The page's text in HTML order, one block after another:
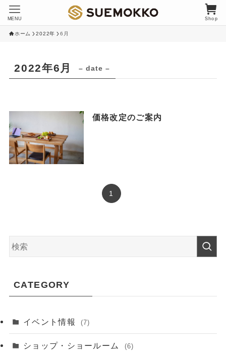
Shop
MENU
ホーム 2022年 6月
2022年6月 – date –
価格改定のご案内
1
CATEGORY
イベント情報 (7)
ショップ・ショールーム (6)